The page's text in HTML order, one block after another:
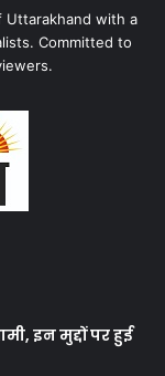
Uttarakhand with a
Committed to
इन मुद्दों पर हुई